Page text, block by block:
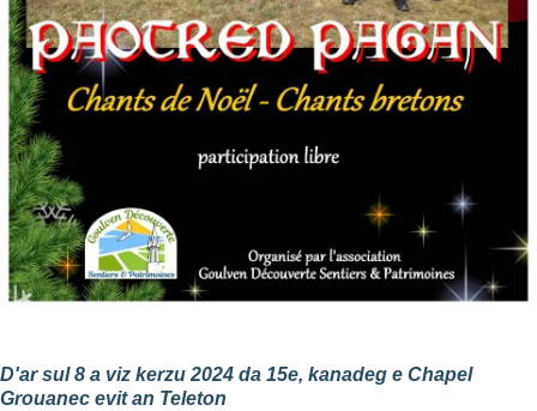
D'ar sul 8 a viz kerzu 2024 da 15e, kanadeg e Chapel
Grouanec evit an Teleton